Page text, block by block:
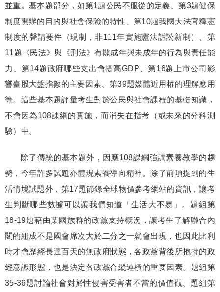
並重。基本題部分，如第1題公民不服從的定義、第3題健保
制度開辦的目的與社會保險的特性、第10題我國大法官釋憲
制度的聲請要件（現制，非111年實施憲法訴訟新制）、第
11題《民法》與《刑法》有關成年與未成年的行為與責任能
力、第14題政府哪些支出會提高GDP 、第16題上市公司影
響臺股大盤指數的主要因素、第39題媒體近用權的理解應用
等。這些基本題評量考生對於公民與社會課程的基礎知識，
不會因為108課綱的實施，而消失在指考（或未來的分科測
驗）中。
除了傳統的基本題外，因應108課綱強調素養教學的趨
勢，今年許多試題亦體現素養導向精神。除了前項提到的生
活情境試題外，第17題節錄全球物價參考網站的資訊，讓考
生判斷哪些數據可以讓我們知道「生活大不易」。題組第
18-19題藉由某國族群的政黨支持概況，讓考生了解聯合內
閣的組成不是國會席次大於二分之一就會出現，也因此比利
時才會歷經長達百天的無政府狀態，各政黨背後所抱持的政
經意識形態，也是決定各政黨合縱連橫的重要因素。題組第
35-36題討論社會對於性侵害受害者不當的價值觀、題組第